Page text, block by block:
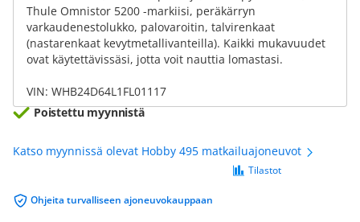
Thule Omnistor 5200 -markiisi, peräkärryn
varkaudenestolukko, palovaroitin, talvirenkaat
(nastarenkaat kevytmetallivanteilla). Kaikki mukavuudet
ovat käytettävissäsi, jotta voit nauttia lomastasi.
VIN: WHB24D64L1FL01117
Poistettu myynnistä
Katso myynnissä olevat Hobby 495 matkailuajoneuvot
Ohjeita turvalliseen ajoneuvokauppaan
Tilastot